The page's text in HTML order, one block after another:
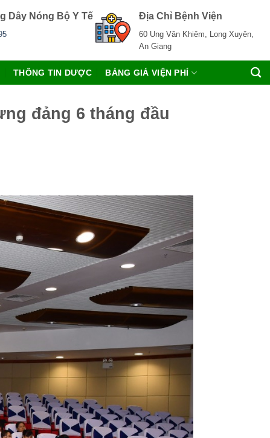
Dây Nóng Bộ Y Tế Địa Chỉ Bệnh Viện
60 Ung Văn Khiêm, Long Xuyên,
An Giang
THÔNG TIN DƯỢC BẢNG GIÁ VIỆN PHÍ
đảng 6 tháng đầu